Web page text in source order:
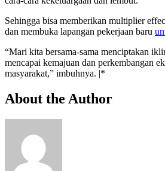
Sehingga bisa memberikan multiplier
dan membuka lapangan pekerjaan baru
“Mari kita bersama-sama menciptakan
mencapai kemajuan dan perkembangan
masyarakat,” imbuhnya. |*
About the Author